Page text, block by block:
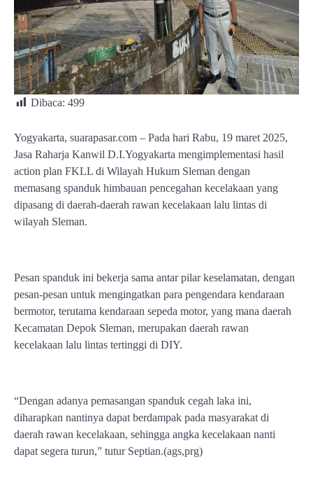
Dibaca: 499
Yogyakarta, suarapasar.com – Pada hari Rabu, 19 maret 2025,
Jasa Raharja Kanwil D.I.Yogyakarta mengimplementasi hasil
action plan FKLL di Wilayah Hukum Sleman dengan
memasang spanduk himbauan pencegahan kecelakaan yang
dipasang di daerah-daerah rawan kecelakaan lalu lintas di
wilayah Sleman.
Pesan spanduk ini bekerja sama antar pilar keselamatan, dengan
pesan-pesan untuk mengingatkan para pengendara kendaraan
bermotor, terutama kendaraan sepeda motor, yang mana daerah
Kecamatan Depok Sleman, merupakan daerah rawan
kecelakaan lalu lintas tertinggi di DIY.
“Dengan adanya pemasangan spanduk cegah laka ini,
diharapkan nantinya dapat berdampak pada masyarakat di
daerah rawan kecelakaan, sehingga angka kecelakaan nanti
dapat segera turun,” tutur Septian.(ags,prg)